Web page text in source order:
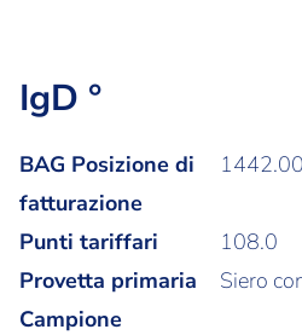
IgD °
BAG Posizione di
fatturazione
1442.00
Punti tariffari
108.0
Provetta primaria
Siero
Campione